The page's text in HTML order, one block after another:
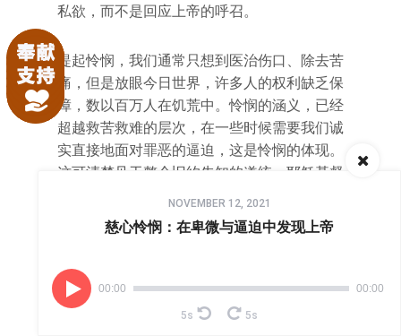
私欲，而不是回应上帝的呼召。
提起怜悯，我们通常只想到医治伤口、除去苦
痛，但是放眼今日世界，许多人的权利缺乏保
障，数以百万人在饥荒中。怜悯的涵义，已经
超越救苦救难的层次，在一些时候需要我们诚
实直接地面对罪恶的逼迫，这是怜悯的体现。
这可清楚见于整个旧约先知的道统，耶稣基督
了。我们不应将之看为头脑上的知识，而要在
信心里理解它。在基督里，人间的患难苦痛都
被接受了、承受了；在基督里，我们破碎的人
NOVEMBER 12, 2021
慈心怜悯：在卑微与逼迫中发现上帝
00:00 00:00
5s 5s